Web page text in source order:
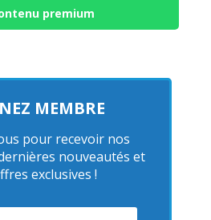
premium
MEMBRE
pour recevoir nos
nouveautés et
exclusives !